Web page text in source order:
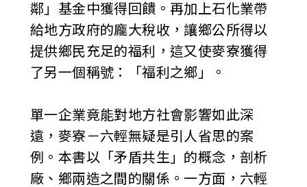
鄰」基金中獲得回饋。再加上石化業帶
給地方政府的龐大稅收，讓鄉公所得以
提供鄉民充足的福利，這又使麥寮獲得
了另一個稱號：「福利之鄉」。
單一企業竟能對地方社會影響如此深
遠，麥寮－六輕無疑是引人省思的案
例。本書以「矛盾共生」的概念，剖析
廠、鄉兩造之間的關係。一方面，六輕